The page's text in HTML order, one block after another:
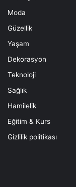
Moda
Güzellik
Yaşam
Dekorasyon
Teknoloji
Sağlık
Hamilelik
Eğitim & Kurs
Gizlilik politikası